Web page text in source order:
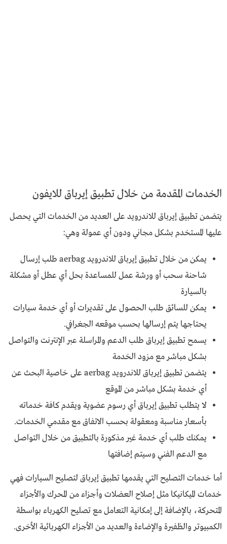
الخدمات المقدمة من خلال تطبيق إيرباق للايفون
يتضمن تطبيق إيرباق للاندرويد على العديد من الخدمات التي يحصل
عليها المستخدم بشكل مجاني ودون أي عمولة وهي:
يمكن من خلال تطبيق إيرباق للاندرويد aerbag طلب إرسال
شاحنة سحب أو ورشة عمل للمساعدة بحل أي عطل أو مشكلة
بالسيارة
يمكن للسائق طلب الحصول على تقديرات أو أي خدمة سيارات
يحتاجها يتم إرسالها بحسب موقعه الجغرافي.
يسمح تطبيق إيرباق طلب الدعم والمراسلة عبر الإنترنت والتواصل
بشكل مباشر مع مزود الخدمة
يتضمن تطبيق إيرباق للاندرويد aerbag على خاصية البحث عن
أي خدمة بشكل مباشر من الموقع
لا يتطلب تطبيق إيرباق أي رسوم عضوية ويقدم كافة خدماته
بأسعار مناسبة ومعقولة بحسب الاتفاق مع مقدمي الخدمات.
يمكنك طلب أي خدمة غير مذكورة بالتطبيق من خلال التواصل
مع الدعم الفني وسيتم إضافتها
أما خدمات التصليح التي يقدمها تطبيق إيرباق لتصليح السيارات فهي
خدمات الميكانيكا مثل إصلاح العضلات وأجزاء من المحرك والأجزاء
المتحركة، بالإضافة إلى إمكانية التعامل مع تصليح الكهرباء بواسطة
الكمبيوتر والظفيرة والإضاءة والعديد من الأجزاء الكهربائية الأخرى.